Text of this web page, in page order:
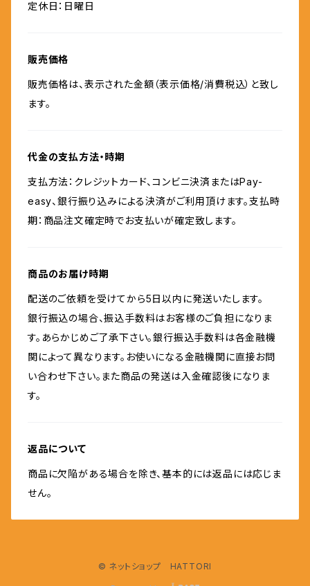
定休日：日曜日
販売価格
販売価格は、表示された金額（表示価格/消費税込）と致し
ます。
代金の支払方法・時期
支払方法：クレジットカード、コンビニ決済またはPay-
easy、銀行振り込みによる決済がご利用頂けます。支払時
期：商品注文確定時でお支払いが確定致します。
商品のお届け時期
配送のご依頼を受けてから5日以内に発送いたします。
銀行振込の場合、振込手数料はお客様のご負担になりま
す。あらかじめご了承下さい。銀行振込手数料は各金融機
関によって異なります。お使いになる金融機関に直接お問
い合わせ下さい。また商品の発送は入金確認後になりま
す。
返品について
商品に欠陥がある場合を除き、基本的には返品には応じま
せん。
© ネットショップ HATTORI